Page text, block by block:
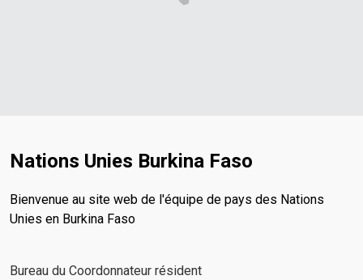
Nations Unies Burkina Faso
Bienvenue au site web de l'équipe de pays des Nations
Unies en Burkina Faso
Bureau du Coordonnateur résident